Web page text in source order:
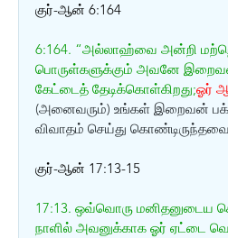
குர்-ஆன் 6:164
6:164. “அல்லாஹ்வை அன்றி
பொருள்களுக்கும் அவனே
கேட்டைத் தேடிக்கொள்கிறது;ஓர்
(அனைவரும்) உங்கள் இறைவன்
விவாதம் செய்து கொண்டிருந்தவை
குர்-ஆன் 17:13-15
17:13. ஒவ்வொரு மனிதனுடைய
நாளில் அவனுக்காக ஓர் ஏட்டை